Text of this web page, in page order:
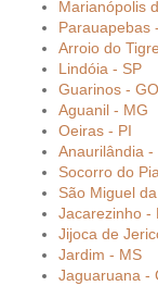
Marianópolis
Parauapebas
Arroio do
Lindóia - SP
Guarinos - GO
Aguanil - MG
Oeiras - PI
Anaurilândia -
Socorro do
São Miguel
Jacarezinho -
Jijoca de
Jardim - MS
Jaguaruana -